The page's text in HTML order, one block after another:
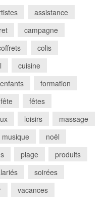
assistance
campagne
colis
cuisine
enfants
formation
fête
fêtes
loisirs
massage
musique
noël
plage
produits
soirées
vacances